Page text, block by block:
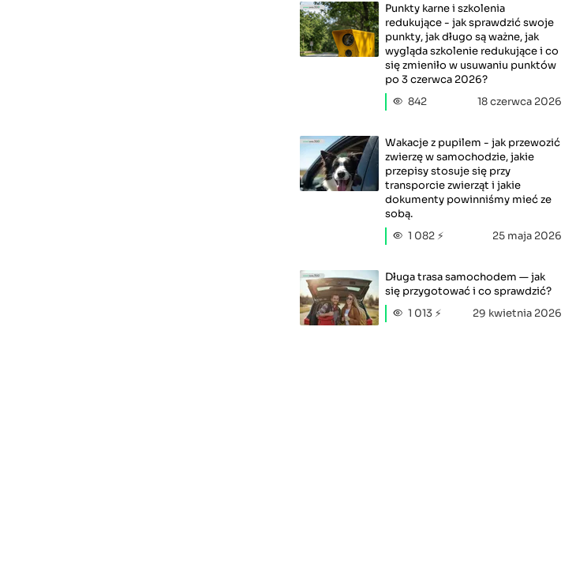
Punkty karne i szkolenia
redukujące - jak sprawdzić swoje
punkty, jak długo są ważne, jak
wygląda szkolenie redukujące i co
się zmieniło w usuwaniu punktów
po 3 czerwca 2026?
842
18 czerwca 2026
Wakacje z pupilem - jak przewozić
zwierzę w samochodzie, jakie
przepisy stosuje się przy
transporcie zwierząt i jakie
dokumenty powinniśmy mieć ze
sobą.
1 082 ⚡
25 maja 2026
Długa trasa samochodem — jak
się przygotować i co sprawdzić?
1 013 ⚡
29 kwietnia 2026